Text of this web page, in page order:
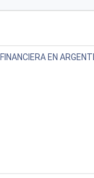
EN